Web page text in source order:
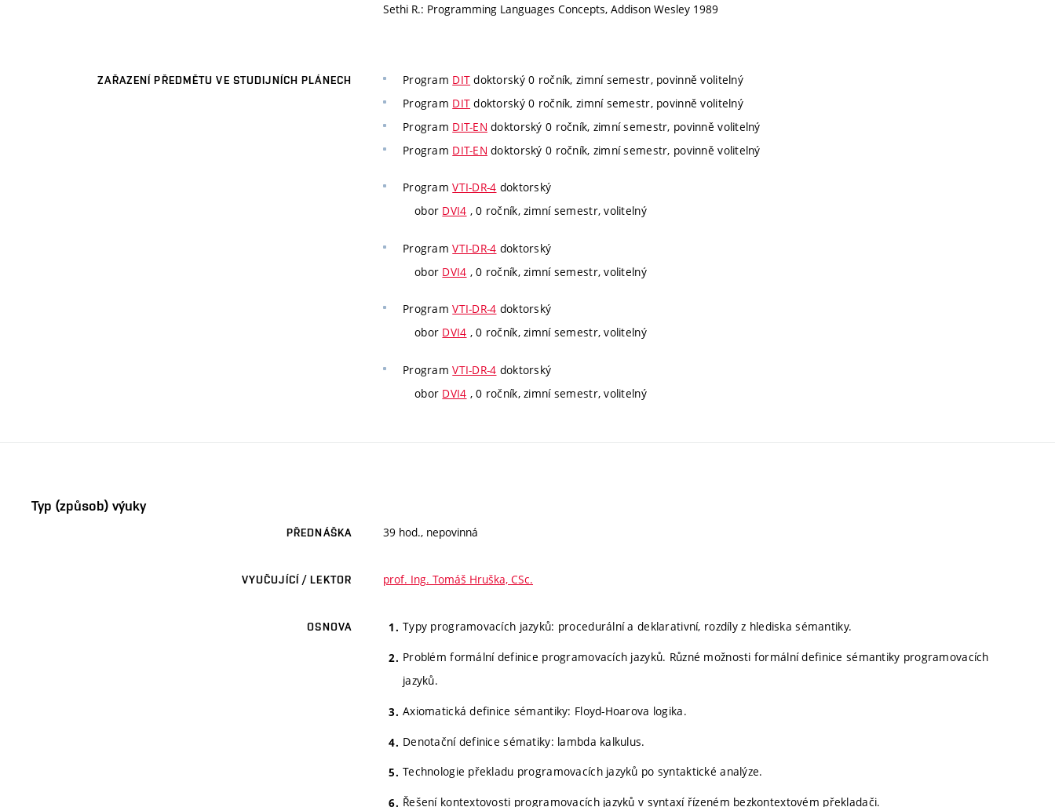
Sethi R.: Programming Languages Concepts, Addison Wesley 1989
ZAŘAZENÍ PŘEDMĚTU VE STUDIJNÍCH PLÁNECH Program DIT doktorský 0 ročník, zimní semestr, povinně volitelný
Program DIT doktorský 0 ročník, zimní semestr, povinně volitelný
Program DIT-EN doktorský 0 ročník, zimní semestr, povinně volitelný
Program DIT-EN doktorský 0 ročník, zimní semestr, povinně volitelný
ProgramVTI-DR-4 doktorský
obor DVI4 , 0 ročník, zimní semestr, volitelný
ProgramVTI-DR-4 doktorský
obor DVI4 , 0 ročník, zimní semestr, volitelný
ProgramVTI-DR-4 doktorský
obor DVI4 , 0 ročník, zimní semestr, volitelný
ProgramVTI-DR-4 doktorský
obor DVI4 , 0 ročník, zimní semestr, volitelný
Typ (způsob) výuky
PŘEDNÁŠKA 39 hod., nepovinná
VYUČUJÍCÍ / LEKTOR prof. Ing. Tomáš Hruška, CSc.
OSNOVA Typy programovacích jazyků: procedurální a deklarativní, rozdíly z hlediska sémantiky.
Problém formální definice programovacích jazyků. Různé možnosti formální definice sémantiky programovacích
jazyků.
Axiomatická definice sémantiky: Floyd-Hoarova logika.
Denotační definice sématiky: lambda kalkulus.
Technologie překladu programovacích jazyků po syntaktické analýze.
Řešení kontextovosti programovacích jazyků v syntaxí řízeném bezkontextovém překladači.